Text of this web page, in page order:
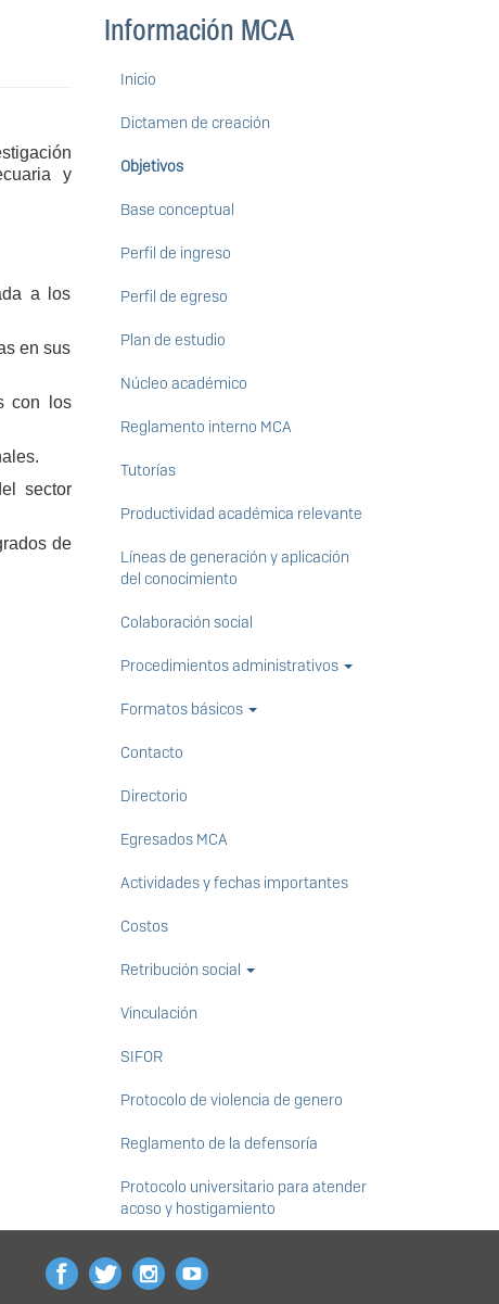
y
a los
en sus
con los
sector
de
Información MCA
Inicio
Dictamen de creación
Objetivos
Base conceptual
Perfil de ingreso
Perfil de egreso
Plan de estudio
Núcleo académico
Reglamento interno MCA
Tutorías
Productividad académica relevante
Líneas de generación y aplicación
del conocimiento
Colaboración social
Procedimientos administrativos
Formatos básicos
Contacto
Directorio
Egresados MCA
Actividades y fechas importantes
Costos
Retribución social
Vinculación
SIFOR
Protocolo de violencia de genero
Reglamento de la defensoría
Protocolo universitario para atender
acoso y hostigamiento